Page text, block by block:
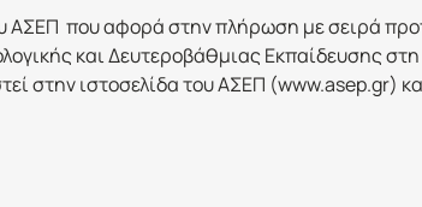
ΑΣΕΠ που αφορά στην πλήρωση με σειρά
και Δευτεροβάθμιας Εκπαίδευσης
στην ιστοσελίδα του ΑΣΕΠ (www.asep.gr)